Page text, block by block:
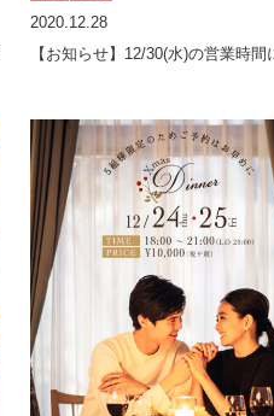
2020.12.28
【お知らせ】12/30(水)の営業時間